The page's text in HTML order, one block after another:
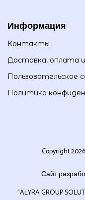
Информация
Контакты
Доставка, оплата
Пользовательское
Политика
Copyright
Сайт
”ALYRA GROUP